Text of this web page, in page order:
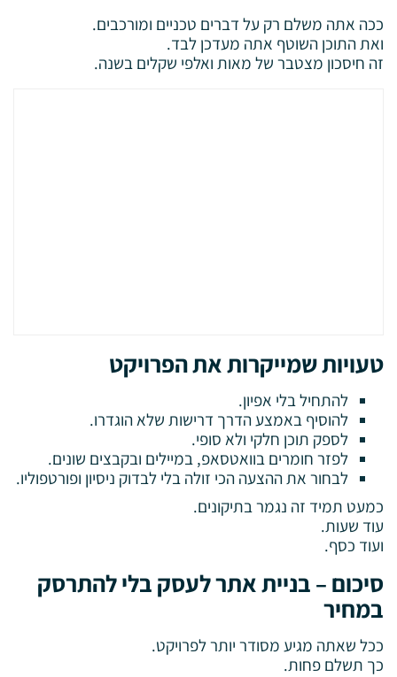
ככה אתה משלם רק על דברים טכניים ומורכבים.
ואת התוכן השוטף אתה מעדכן לבד.
זה חיסכון מצטבר של מאות ואלפי שקלים בשנה.
טעויות שמייקרות את הפרויקט
להתחיל בלי אפיון.
להוסיף באמצע הדרך דרישות שלא הוגדרו.
לספק תוכן חלקי ולא סופי.
לפזר חומרים בוואטסאפ, במיילים ובקבצים שונים.
לבחור את ההצעה הכי זולה בלי לבדוק ניסיון ופורטפוליו.
כמעט תמיד זה נגמר בתיקונים.
עוד שעות.
ועוד כסף.
סיכום – בניית אתר לעסק בלי להתרסק
במחיר
ככל שאתה מגיע מסודר יותר לפרויקט.
כך תשלם פחות.